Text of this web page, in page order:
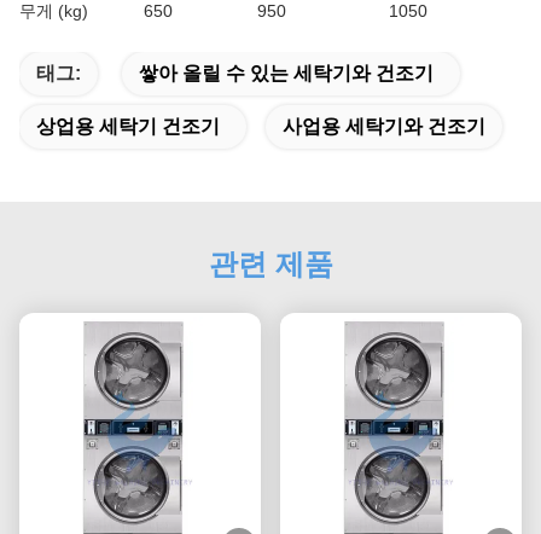
무게 (kg)
650 950 1050
태그: 쌓아 올릴 수 있는 세탁기와 건조기
상업용 세탁기 건조기 사업용 세탁기와 건조기
관련 제품